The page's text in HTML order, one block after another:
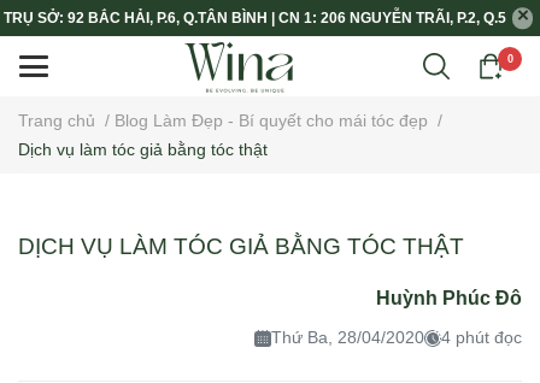
TRỤ SỞ: 92 BẮC HẢI, P.6, Q.TÂN BÌNH | CN 1: 206 NGUYỄN TRÃI, P.2, Q.5
0
Trang chủ / Blog Làm Đẹp - Bí quyết cho mái tóc đẹp /
Dịch vụ làm tóc giả bằng tóc thật
DỊCH VỤ LÀM TÓC GIẢ BẰNG TÓC THẬT
Huỳnh Phúc Đô
Thứ Ba, 28/04/2020 4 phút đọc